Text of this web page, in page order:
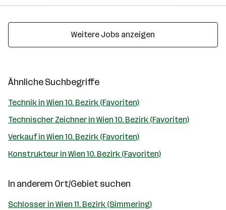
Weitere Jobs anzeigen
Ähnliche Suchbegriffe
Technik in Wien 10. Bezirk (Favoriten)
Technischer Zeichner in Wien 10. Bezirk (Favoriten)
Verkauf in Wien 10. Bezirk (Favoriten)
Konstrukteur in Wien 10. Bezirk (Favoriten)
In anderem Ort/Gebiet suchen
Schlosser in Wien 11. Bezirk (Simmering)